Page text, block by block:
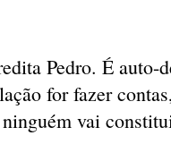
Pedro. É auto-
for fazer
vai